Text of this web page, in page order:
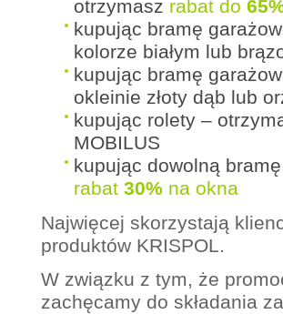
otrzymasz rabat do
kupując bramę
kolorze białym lub
kupując bramę
okleinie złoty dąb lub
kupując rolety –
MOBILUS
kupując dowolną
rabat 30%na okna
Najwięcej skorzystają
produktów KRISPOL.
W związku z tym, że
zachęcamy do składania